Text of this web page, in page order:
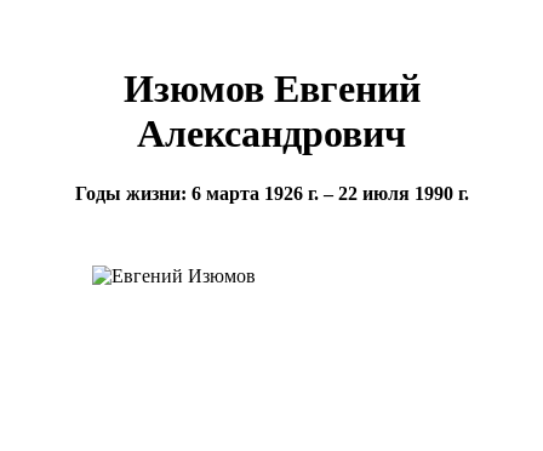
Изюмов Евгений
Александрович
Годы жизни: 6 марта 1926 г. – 22 июля 1990 г.